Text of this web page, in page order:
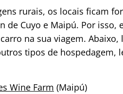
rurais, os locais ficam
de Cuyo e Maipú. Por
na sua viagem.
tipos de hospedagem,
Wine Farm (Maipú)